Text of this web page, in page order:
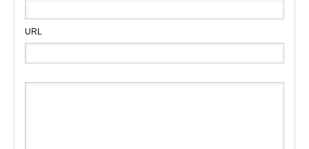
URL